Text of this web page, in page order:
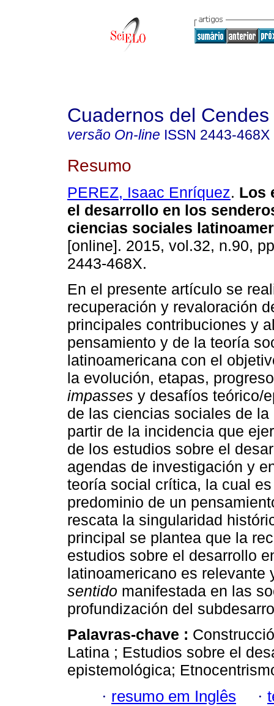
Cuadernos del Cendes
versão On-line ISSN 2443-468X
Resumo
PEREZ, Isaac Enríquez. Los
el desarrollo en los
ciencias sociales
[online]. 2015, vol.32, n.90,
2443-468X.
En el presente artículo se
recuperación y revaloración
principales contribuciones y
pensamiento y de la teoría
latinoamericana con el
la evolución, etapas,
impasses y desafíos teórico/
de las ciencias sociales de la
partir de la incidencia que
de los estudios sobre el
agendas de investigación y
teoría social crítica, la cual
predominio de un
rescata la singularidad
principal se plantea que la
estudios sobre el desarrollo
latinoamericano es
sentido manifestada en las
profundización del
Palavras-chave :
Latina ; Estudios sobre el
epistemológica;
· resumo em Inglês ·